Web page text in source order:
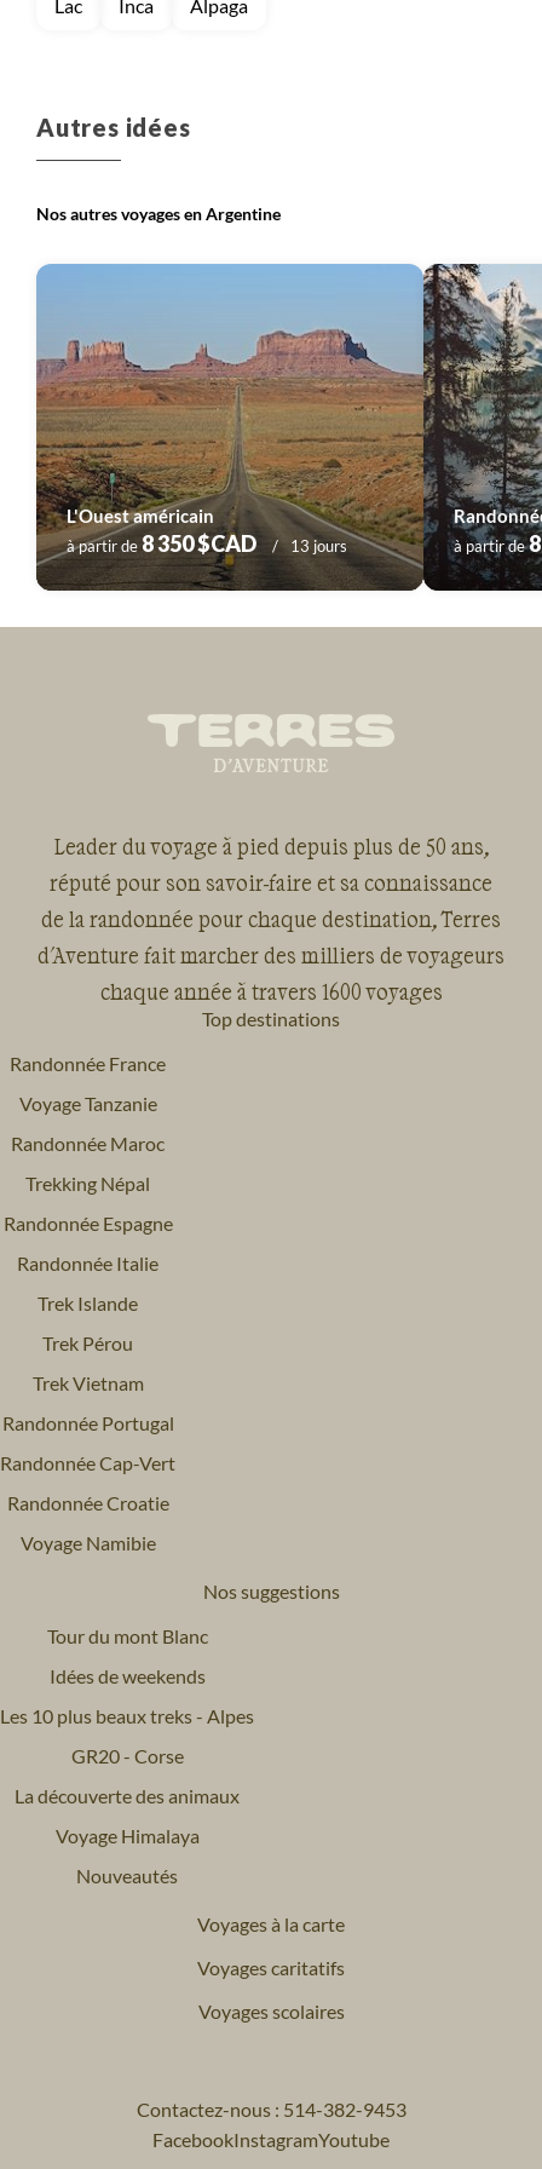
Lac Inca Alpaga
Autres idées
Nos autres voyages en Argentine
L'Ouest américain
à partir de 8 350 $CAD 13 jours à partir de
Leader du voyage à pied depuis plus de 50 ans,
réputé pour son savoir-faire et sa connaissance
de la randonnée pour chaque destination, Terres
d'Aventure fait marcher des milliers de voyageurs
chaque année à travers 1600 voyages
Top destinations
Randonnée France
Voyage Tanzanie
Randonnée Maroc
Trekking Népal
Randonnée Espagne
Randonnée Italie
Trek Islande
Trek Pérou
Trek Vietnam
Randonnée Portugal
Randonnée Cap-Vert
Randonnée Croatie
Voyage Namibie
Nos suggestions
Tour du mont Blanc
Idées de weekends
Les 10 plus beaux treks - Alpes
GR20 - Corse
La découverte des animaux
Voyage Himalaya
Nouveautés
Voyages à la carte
Voyages caritatifs
Voyages scolaires
Contactez-nous : 514-382-9453
FacebookInstagramYoutube